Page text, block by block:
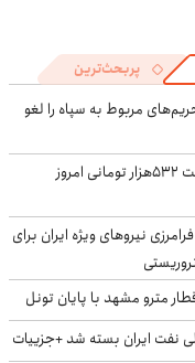
پربحث‌ترین
مربوط به سپاه را لغو
ارزش سهام عدالت ۵۳۲هزار تومانی امروز
نیروهای ویژه ایران برای
مترو مشهد با پایان تونل
ایران بسته شد +جزییات